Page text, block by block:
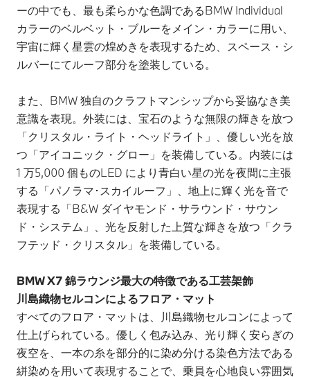
ーの中でも、最も柔らかな色調であるBMW Individual
カラーのベルベット・ブルーをメイン・カラーに用い、
宇宙に輝く星雲の煌めきを表現するため、スペース・シ
ルバーにてルーフ部分を塗装している。
また、BMW 独自のクラフトマンシップから妥協なき美
意識を表現。外装には、宝石のような無限の輝きを放つ
「クリスタル・ライト・ヘッドライト」、優しい光を放
つ「アイコニック・グロー」を装備している。内装には
1 万5,000 個ものLED により青白い星の光を夜間に主張
する「パノラマ･スカイルーフ」、地上に輝く光を音で
表現する「B&W ダイヤモンド・サラウンド・サウン
ド・システム」、光を反射した上質な輝きを放つ「クラ
フテッド・クリスタル」を装備している。
BMW X7 錦ラウンジ最大の特徴である工芸架飾
川島織物セルコンによるフロア・マット
すべてのフロア・マットは、川島織物セルコンによって
仕上げられている。優しく包み込み、光り輝く安らぎの
夜空を、一本の糸を部分的に染め分ける染色方法である
絣染めを用いて表現することで、乗員を心地良い雰囲気